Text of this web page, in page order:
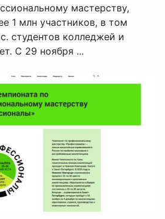
мастерству,
1 млн участников, в том
студентов колледжей и
С 29 ноября ...